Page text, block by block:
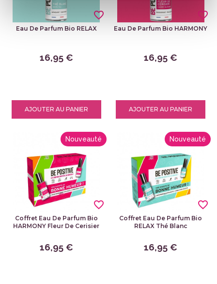
Eau De Parfum Bio RELAX
16,95 €
AJOUTER AU PANIER
favorite_border
Eau De Parfum Bio HARMONY
16,95 €
AJOUTER AU PANIER
favorite_border
Nouveauté
Coffret Eau De Parfum Bio
HARMONY Fleur De Cerisier
16,95 €
favorite_border
Nouveauté
Coffret Eau De Parfum Bio
RELAX Thé Blanc
16,95 €
favorite_border